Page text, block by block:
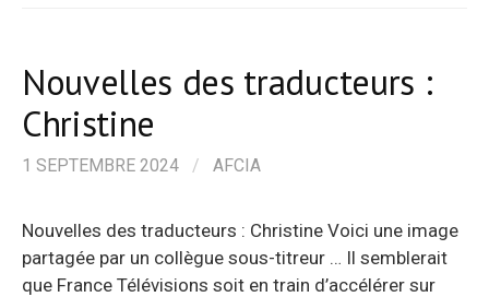
Nouvelles des traducteurs :
Christine
1 SEPTEMBRE 2024 / AFCIA
Nouvelles des traducteurs : Christine Voici une image
partagée par un collègue sous-titreur … Il semblerait
que France Télévisions soit en train d’accélérer sur